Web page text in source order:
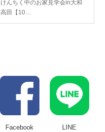
けんちく中のお家見学会in大和
高田【10…
Facebook LINE